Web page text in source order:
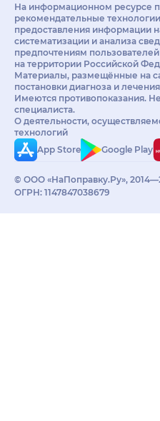
На информационном ресурсе
рекомендательные
предоставления информации
систематизации и анализа
предпочтениям
на территории Российской
Материалы, размещённые на
постановки диагноза и
Имеются противопоказания.
специалиста.
О деятельности,
технологий
App Store
Google Play
© ООО «НаПоправку.Ру»,
ОГРН: 1147847038679